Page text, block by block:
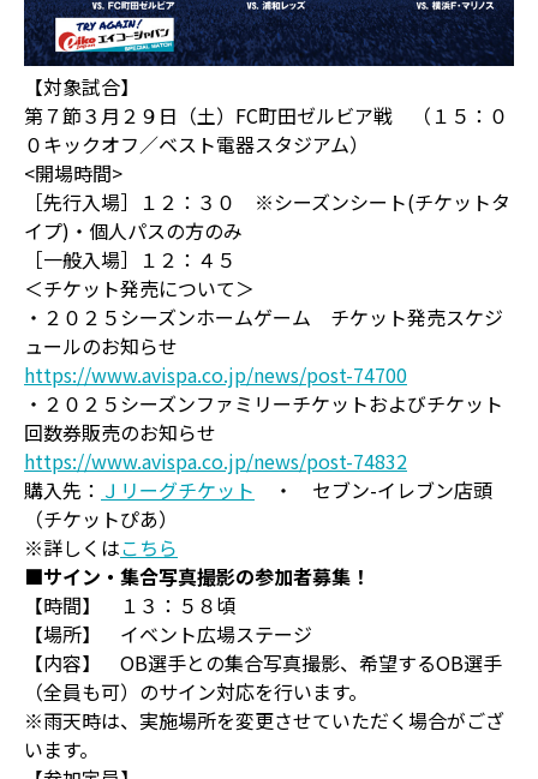
【対象試合】
第７節３月２９日（土）FC町田ゼルビア戦 （１５：０
０キックオフ／ベスト電器スタジアム）
<開場時間>
［先行入場］１２：３０ ※シーズンシート(チケットタ
イプ)・個人パスの方のみ
［一般入場］１２：４５
＜チケット発売について＞
・２０２５シーズンホームゲーム チケット発売スケジ
ュールのお知らせ
https://www.avispa.co.jp/news/post-74700
・２０２５シーズンファミリーチケットおよびチケット
回数券販売のお知らせ
https://www.avispa.co.jp/news/post-74832
購入先： Ｊリーグチケット ・ セブン-イレブン店頭
（チケットぴあ）
※詳しくはこちら
■サイン・集合写真撮影の参加者募集！
【時間】 １３：５８頃
【場所】 イベント広場ステージ
【内容】 OB選手との集合写真撮影、希望するOB選手
（全員も可）のサイン対応を行います。
※雨天時は、実施場所を変更させていただく場合がござ
います。